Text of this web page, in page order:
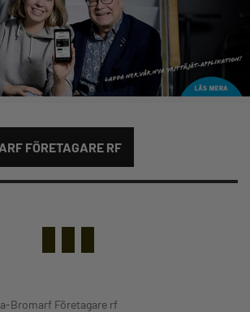
FÖRETAGARE RF
Bromarf Företagare rf